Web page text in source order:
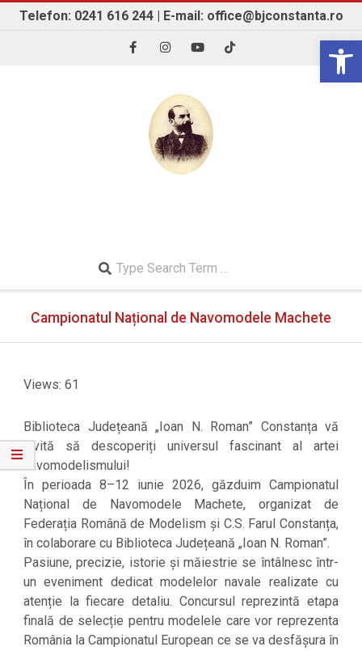
SkipTelefon: 0241 616 244 | E-mail: office@bjconstanta.ro
Search
NavigationCampionatul Național de Navomodele Machete
Views: 61
Biblioteca Județeană „Ioan N. Roman” Constanța vă
invită să descoperiți universul fascinant al artei
navomodelismului!
În perioada 8–12 iunie 2026, găzduim Campionatul
Național de Navomodele Machete, organizat de
Federația Română de Modelism și C.S. Farul Constanța,
în colaborare cu Biblioteca Județeană „Ioan N. Roman”.
Pasiune, precizie, istorie și măiestrie se întâlnesc într-
un eveniment dedicat modelelor navale realizate cu
atenție la fiecare detaliu. Concursul reprezintă etapa
finală de selecție pentru modelele care vor reprezenta
România la Campionatul European ce se va desfășura în